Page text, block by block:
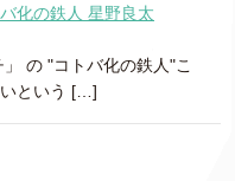
化の鉄人 星野良太
の "コトバ化の鉄人"こ
いという […]